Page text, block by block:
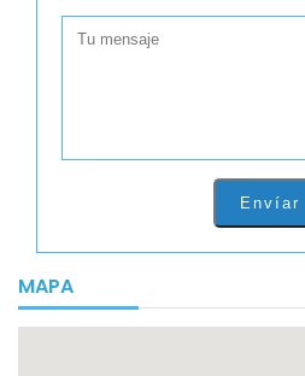
Envíar
MAPA